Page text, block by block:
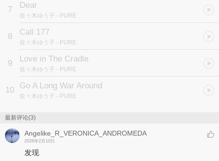
7 Dear
佐々木ゆう子 - PURE
8 Call 177
佐々木ゆう子 - PURE
9 Love in The Cradle
佐々木ゆう子 - PURE
10 Go A Long War Around
佐々木ゆう子 - PURE
最新评论(3)
Angelike_R_VERONICA_ANDROMEDA
2026年2月10日
发现